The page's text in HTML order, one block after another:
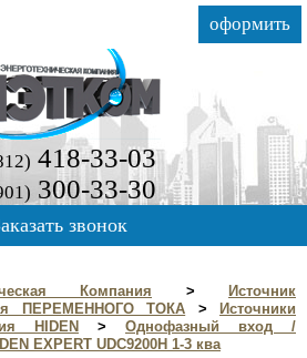
оформить
418-33-03
300-33-30
звонок
Компания >
Источник
ПЕРЕМЕННОГО ТОКА >
Источники
HIDEN
> Однофазный вход /
EXPERT UDC9200H 1-3 ква